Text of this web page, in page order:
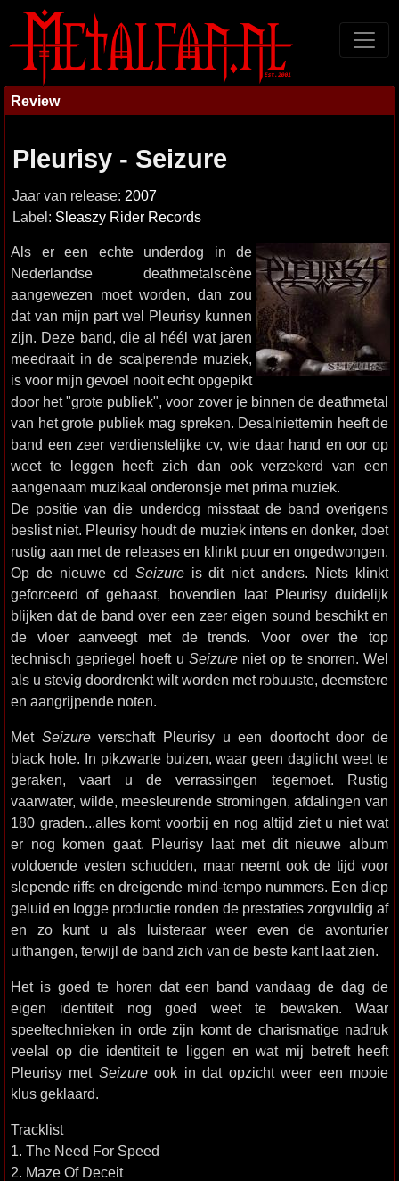
Review
Pleurisy - Seizure
Jaar van release: 2007
Label: Sleaszy Rider Records
Als er een echte underdog in de
Nederlandse deathmetalscène
aangewezen moet worden, dan zou
dat van mijn part wel Pleurisy kunnen
zijn. Deze band, die al héél wat jaren
meedraait in de scalperende muziek,
is voor mijn gevoel nooit echt opgepikt
door het "grote publiek", voor zover je binnen de deathmetal
van het grote publiek mag spreken. Desalniettemin heeft de
band een zeer verdienstelijke cv, wie daar hand en oor op
weet te leggen heeft zich dan ook verzekerd van een
aangenaam muzikaal onderonsje met prima muziek.
De positie van die underdog misstaat de band overigens
beslist niet. Pleurisy houdt de muziek intens en donker, doet
rustig aan met de releases en klinkt puur en ongedwongen.
Op de nieuwe cd Seizureis dit niet anders. Niets klinkt
geforceerd of gehaast, bovendien laat Pleurisy duidelijk
blijken dat de band over een zeer eigen sound beschikt en
de vloer aanveegt met de trends. Voor over the top
technisch gepriegel hoeft u Seizureniet op te snorren. Wel
als u stevig doordrenkt wilt worden met robuuste, deemstere
en aangrijpende noten.
Met Seizureverschaft Pleurisy u een doortocht door de
black hole. In pikzwarte buizen, waar geen daglicht weet te
geraken, vaart u de verrassingen tegemoet. Rustig
vaarwater, wilde, meesleurende stromingen, afdalingen van
180 graden...alles komt voorbij en nog altijd ziet u niet wat
er nog komen gaat. Pleurisy laat met dit nieuwe album
voldoende vesten schudden, maar neemt ook de tijd voor
slepende riffs en dreigende mind-tempo nummers. Een diep
geluid en logge productie ronden de prestaties zorgvuldig af
en zo kunt u als luisteraar weer even de avonturier
uithangen, terwijl de band zich van de beste kant laat zien.
Het is goed te horen dat een band vandaag de dag de
eigen identiteit nog goed weet te bewaken. Waar
speeltechnieken in orde zijn komt de charismatige nadruk
veelal op die identiteit te liggen en wat mij betreft heeft
Pleurisy met Seizureook in dat opzicht weer een mooie
klus geklaard.
Tracklist
1. The Need For Speed
2. Maze Of Deceit